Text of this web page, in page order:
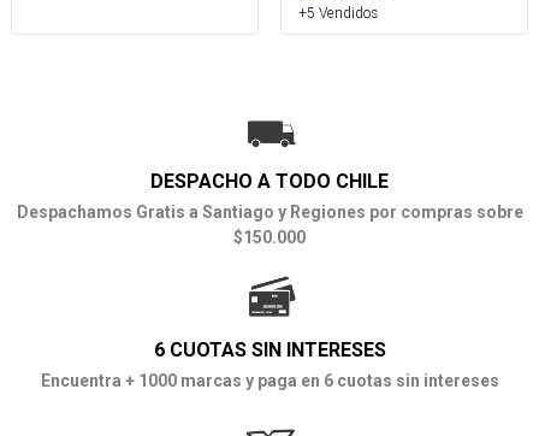
+5 Vendidos
DESPACHO A TODO CHILE
Despachamos Gratis a Santiago y Regiones por compras sobre
$150.000
6 CUOTAS SIN INTERESES
Encuentra + 1000 marcas y paga en 6 cuotas sin intereses